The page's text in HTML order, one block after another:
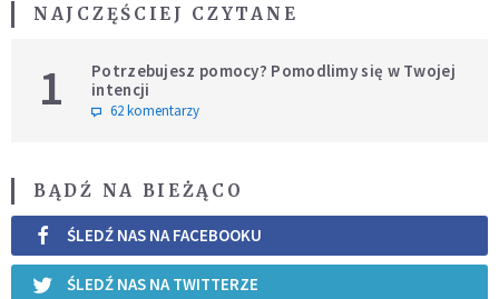
NAJCZĘŚCIEJ CZYTANE
1
Potrzebujesz pomocy? Pomodlimy się w Twojej
intencji
62 komentarzy
BĄDŹ NA BIEŻĄCO
ŚLEDŹ NAS NA FACEBOOKU
ŚLEDŹ NAS NA TWITTERZE